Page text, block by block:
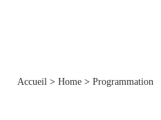
Accueil > Home > Programmation